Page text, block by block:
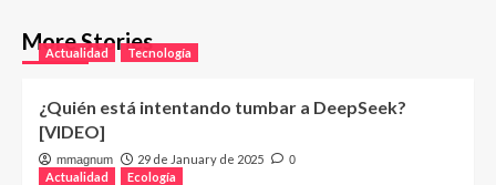
More Stories
Actualidad Tecnología
¿Quién está intentando tumbar a DeepSeek?
[VIDEO]
mmagnum 29 de January de 2025 0
Actualidad Ecología